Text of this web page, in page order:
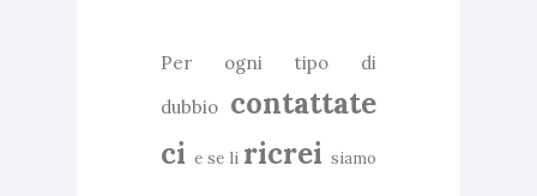
Per ogni tipo di
dubbio contattate
ci e se li ricreisiamo